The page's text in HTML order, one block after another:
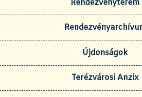
Rendezvényterem
Újdonságok
Terézvárosi Anzix